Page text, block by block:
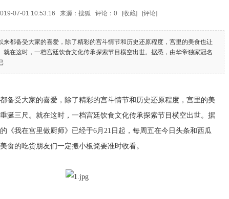
07-01 10:53:16 来源：搜狐 评论： 0 [收藏] [评论]
都备受大家的喜爱，除了精彩的宫斗情节和历史还原程度，宫里的美食也让
就在这时，一档宫廷饮食文化传承探索节目横空出世。据悉，由华帝独家冠名
受大家的喜爱，除了精彩的宫斗情节和历史还原程度，宫里的美
涎三尺。就在这时，一档宫廷饮食文化传承探索节目横空出世。据
《我在宫里做厨师》已经于6月21日起，每周五在今日头条和西瓜
食的吃货朋友们一定搬小板凳要准时收看。